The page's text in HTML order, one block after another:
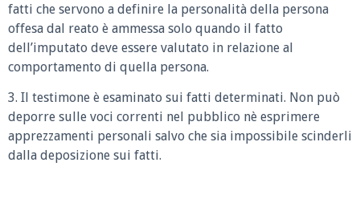
fatti che servono a definire la personalità della persona
offesa dal reato è ammessa solo quando il fatto
dell’imputato deve essere valutato in relazione al
comportamento di quella persona.
3. Il testimone è esaminato sui fatti determinati. Non può
deporre sulle voci correnti nel pubblico nè esprimere
apprezzamenti personali salvo che sia impossibile scinderli
dalla deposizione sui fatti.